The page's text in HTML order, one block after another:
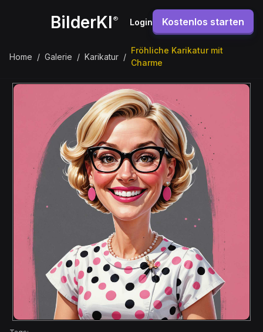
BilderKI® Login Kostenlos starten
Home / Galerie / Karikatur /
Fröhliche Karikatur mit
Charme